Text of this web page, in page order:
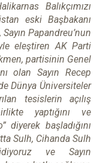
Balıkçımızı
eski Başbakanı
Papandreu’nun
eleştiren AK Parti
partisinin Genel
olan Sayın Recep
Dünya Üniversiteler
tesislerin açılış
yaptığını ve
diyerek başladığını
Sulh, Cihanda Sulh
ve Sayın